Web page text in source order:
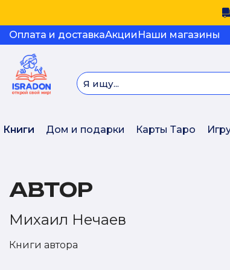
Оплата и доставкаАкции Наши магазины
Книги Дом и подарки Карты Таро
АВТОР
Михаил Нечаев
Книги автора